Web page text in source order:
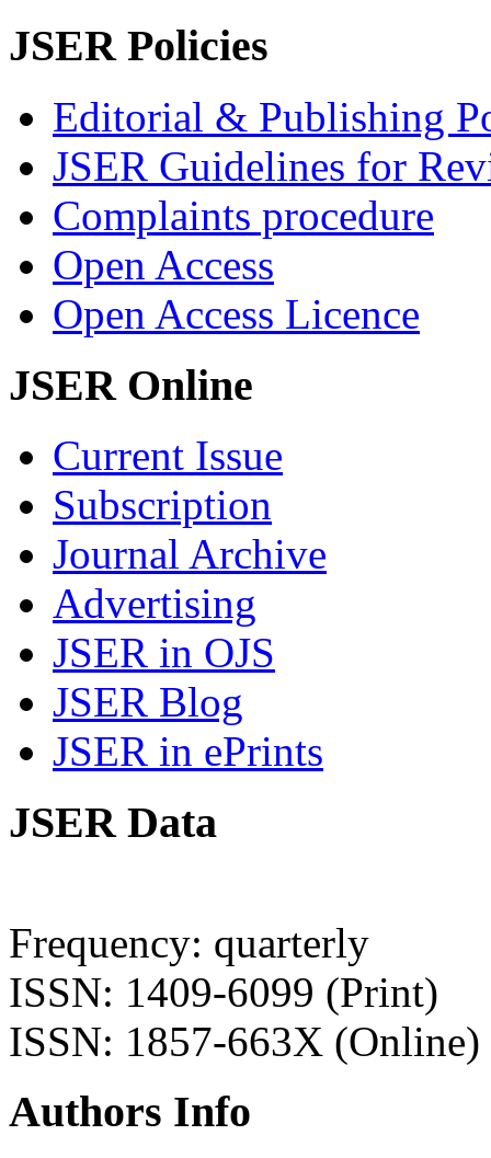
JSER Policies
Editorial & Publishing
JSER Guidelines for
Complaints procedure
Open Access
Open Access Licence
JSER Online
Current Issue
Subscription
Journal Archive
Advertising
JSER in OJS
JSER Blog
JSER in ePrints
JSER Data
Frequency: quarterly
ISSN: 1409-6099 (Print)
ISSN: 1857-663X (Online)
Authors Info